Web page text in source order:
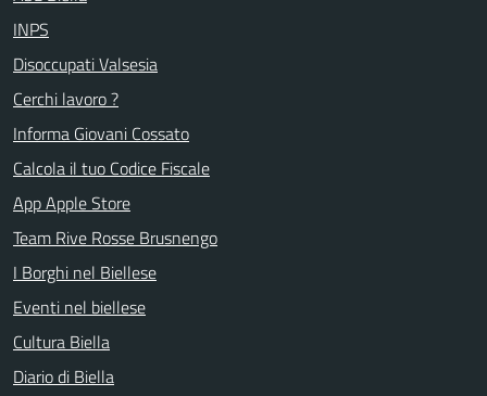
INPS
Disoccupati Valsesia
Cerchi lavoro ?
Informa Giovani Cossato
Calcola il tuo Codice Fiscale
App Apple Store
Team Rive Rosse Brusnengo
I Borghi nel Biellese
Eventi nel biellese
Cultura Biella
Diario di Biella